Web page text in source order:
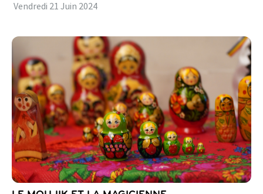
Vendredi 21 Juin 2024